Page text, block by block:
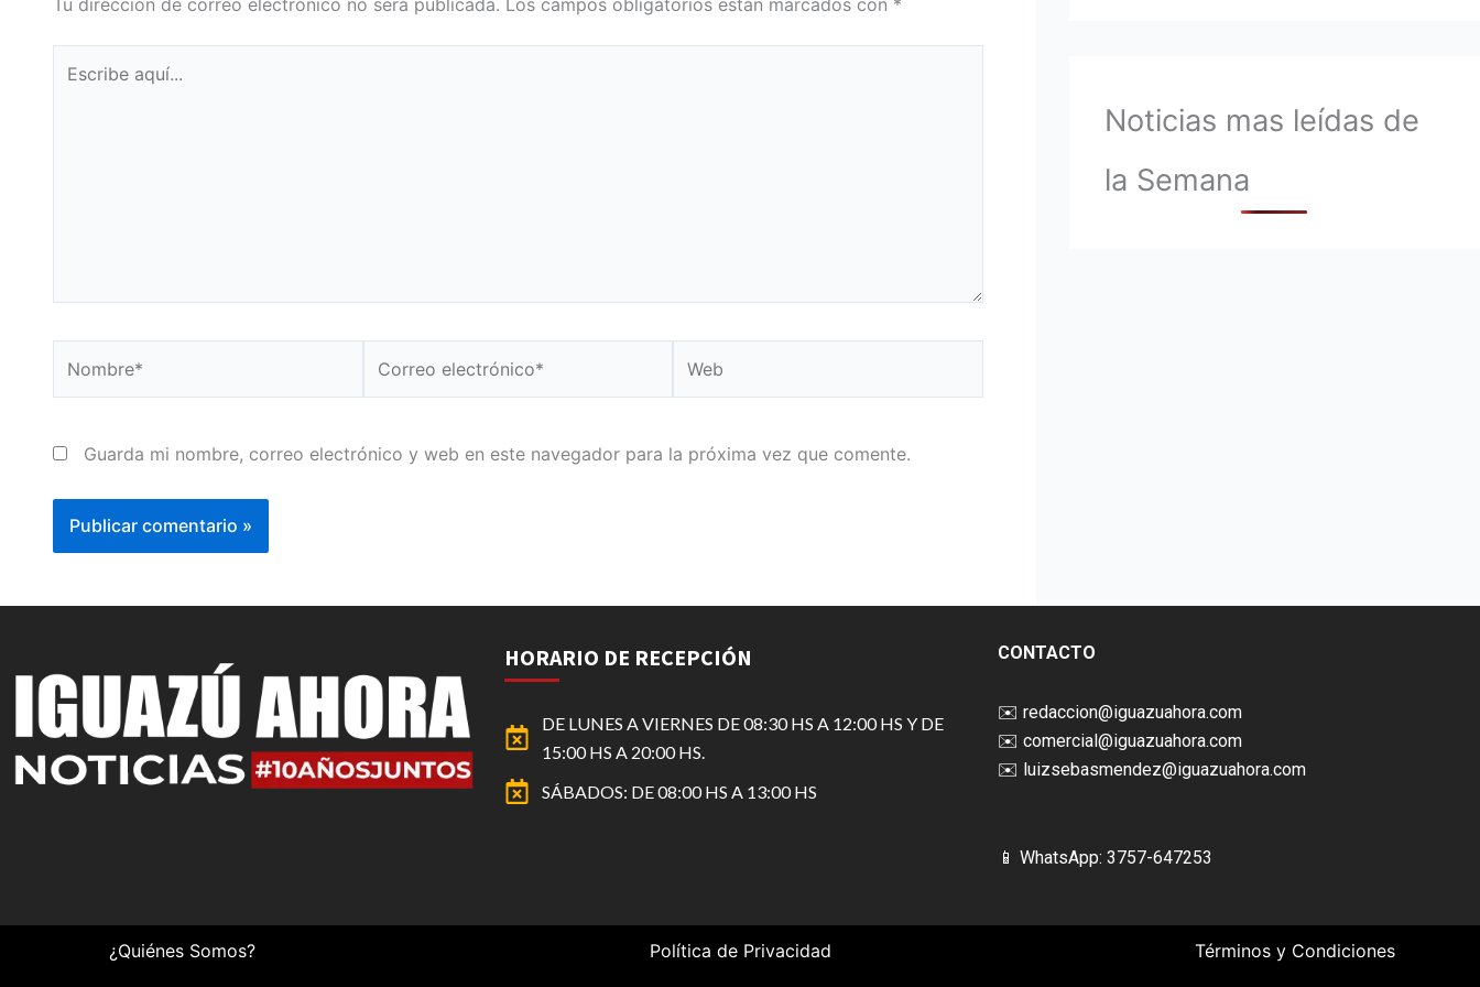
aquí...
electrónico*
Guarda mi nombre, correo electrónico y web en este navegador para la próxima vez que comente.
Noticias mas leídas de
la Semana
HORARIO DE RECEPCIÓN
DE LUNES A VIERNES DE 08:30 HS A 12:00 HS Y DE
15:00 HS A 20:00 HS.
SÁBADOS: DE 08:00 HS A 13:00 HS
CONTACTO
✉️ redaccion@iguazuahora.com
✉️ comercial@iguazuahora.com
✉️ luizsebasmendez@iguazuahora.com
📱 WhatsApp: 3757-647253
¿Quiénes Somos? Política de Privacidad Términos y Condiciones